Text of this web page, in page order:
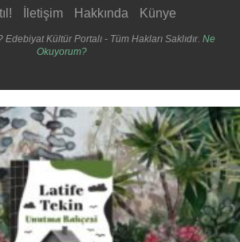
İletişim Hakkında Künye
Kültür Portalı - Tüm Hakları Saklıdır. Ne
Okuyorum?